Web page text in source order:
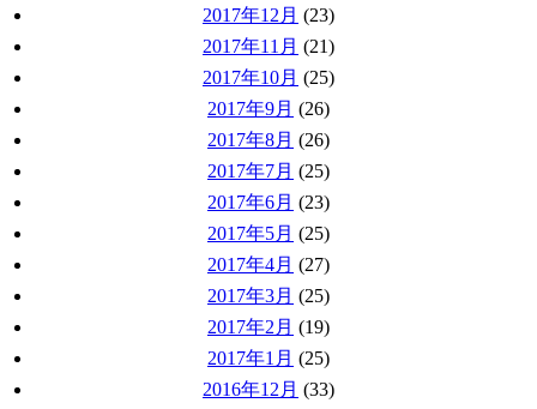
2017年12月 (23)
2017年11月 (21)
2017年10月 (25)
2017年9月 (26)
2017年8月 (26)
2017年7月 (25)
2017年6月 (23)
2017年5月 (25)
2017年4月 (27)
2017年3月 (25)
2017年2月 (19)
2017年1月 (25)
2016年12月 (33)